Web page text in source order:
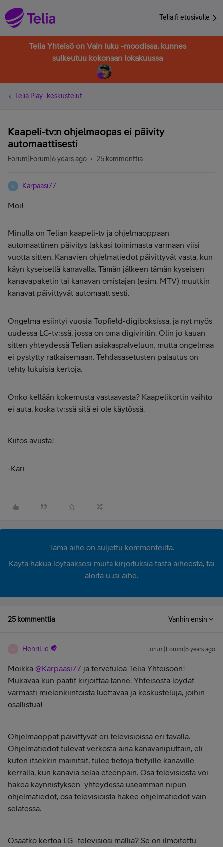
Telia.fi etusivulle
Telia Yhteisö on Vain luku -moodissa, kunnes
sulkeutuu kokonaan lokakuussa
Telia Play -keskustelut
Kaapeli-tv:n ohjelmaopas ei päivity
automaattisesti
Forum|Forum|6 years ago 25 kommenttia
K Karpaasi77
Moi!
Minulla on Telian kaapeli-tv ja ohjelmaoppaan
automaattinen päivitys lakkasi toimimasta varmaan viisi
vuotta sitten. Kanavien ohjelmatiedot päivittyvät vasta, kun
käyn kyseisellä kanavalla. Tämän jälkeen tämän kyseisen
kanavapaketin tai kanavan omistajan (esim. MTV) muutkin
kanavat päivittyvät automaattisesti.
Ongelma esiintyi vuosia Topfield-digiboksissa, ja nyt myös
uudessa LG-tv:ssä, jossa on oma digiviritin. Olin jo kauan
sitten yhteydessä Telian asiakaspalveluun, mutta ongelmaa
ei pystytty ratkaisemaan. Tehdasasetusten palautus on
tehty lukuisia kertoja.
Onko kellään kokemusta vastaavasta? Kaapelikortin vaihto
ei auta, koska tv:ssä sitä ei ole käytössä.
Kiitos avusta!
-Kari
Tämä aihe on suljettu kommenteilta.
Käytä hakua löytääksesi muita kirjoituksia tästä aiheesta, tai
aloita uusi aihe.
25 kommenttia Vanhin ensin
HenriLie Forum|Forum|6 years ago
Moikka @Karpaasi77 ja tervetuloa Telia Yhteisöön!
Mukavaa kun päätit kirjoittaa tänne. Yhteisöstä löydät
varmasti mielenkiintoista luettavaa ja keskusteluja, joihin
osallistua!
Ohjelmaoppat päivittyvät eri televisioissa eri tavalla.
Ohjelmatiedot tulevat verkosta aina kanavaniputtain, eli
kuten itsekkin mainitsit, tulee tietoja tietyille kanaville
kerralla, kun kanavia selaa eteenpäin. Osa televisiosta voi
hakea käynnistyksen yhteydessä useamman nipun
ohjelmatiedot, osa televisioista hakee ohjelmatiedot vain
selatessa.
Osaatko kertoa LG -televisiosi mallia? Se on ilmoitettu